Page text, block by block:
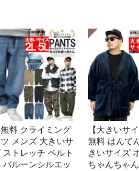
料 クライミング
メンズ 大きいサ
ストレッチ ベルト
バルーンシルエッ
【大きいサ
無料 はんて
きいサイズ
ちゃんちゃ